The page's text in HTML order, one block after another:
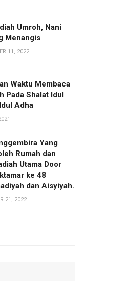
Umroh, Nani
Menangis
11, 2022
Waktu Membaca
Pada Shalat Idul
Adha
Yang
Rumah dan
Utama Door
ke 48
dan Aisyiyah.
21, 2022